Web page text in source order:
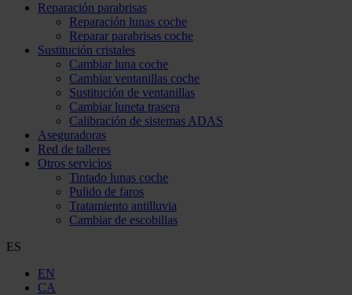
Reparación parabrisas
Reparación lunas coche
Reparar parabrisas coche
Sustitución cristales
Cambiar luna coche
Cambiar ventanillas coche
Sustitución de ventanillas
Cambiar luneta trasera
Calibración de sistemas ADAS
Aseguradoras
Red de talleres
Otros servicios
Tintado lunas coche
Pulido de faros
Tratamiento antilluvia
Cambiar de escobillas
ES
EN
CA